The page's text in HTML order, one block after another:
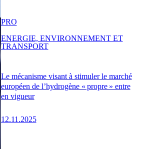
Le mécanisme visant à stimuler le marché
européen de l’hydrogène « propre » entre
en vigueur
12.11.2025
PRO
ENERGIE, ENVIRONNEMENT ET
TRANSPORT